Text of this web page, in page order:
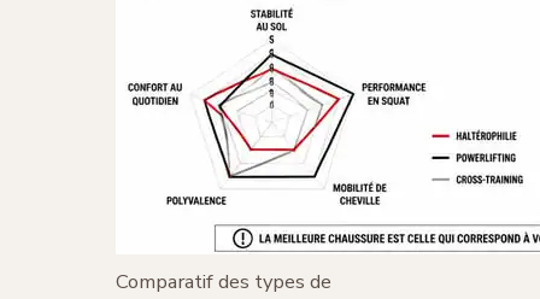
Comparatif des types de